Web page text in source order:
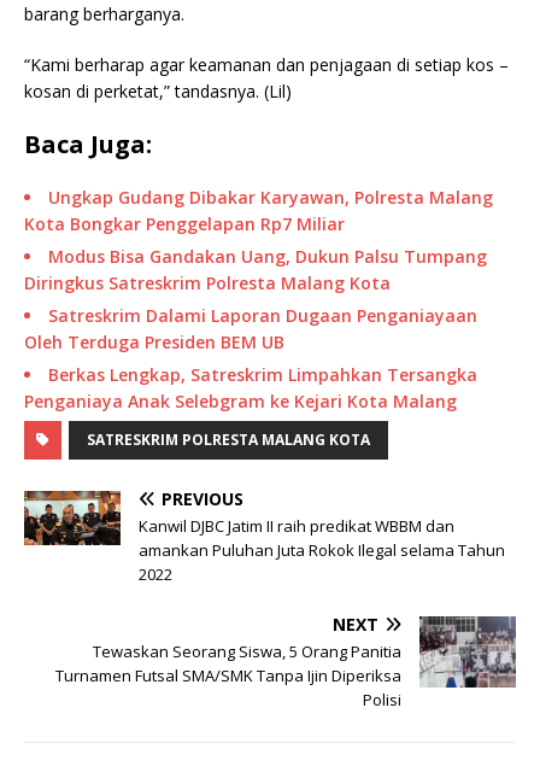
barang berharganya.
“Kami berharap agar keamanan dan penjagaan di setiap kos –
kosan di perketat,” tandasnya. (Lil)
Baca Juga:
Ungkap Gudang Dibakar Karyawan, Polresta Malang
Kota Bongkar Penggelapan Rp7 Miliar
Modus Bisa Gandakan Uang, Dukun Palsu Tumpang
Diringkus Satreskrim Polresta Malang Kota
Satreskrim Dalami Laporan Dugaan Penganiayaan
Oleh Terduga Presiden BEM UB
Berkas Lengkap, Satreskrim Limpahkan Tersangka
Penganiaya Anak Selebgram ke Kejari Kota Malang
SATRESKRIM POLRESTA MALANG KOTA
PREVIOUS
Kanwil DJBC Jatim II raih predikat WBBM dan
amankan Puluhan Juta Rokok Ilegal selama Tahun
2022
NEXT
Tewaskan Seorang Siswa, 5 Orang Panitia
Turnamen Futsal SMA/SMK Tanpa Ijin Diperiksa
Polisi